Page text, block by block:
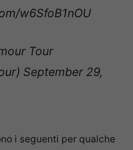
w6SfoB1nOU
Tour
September 29,
i seguenti per qualche